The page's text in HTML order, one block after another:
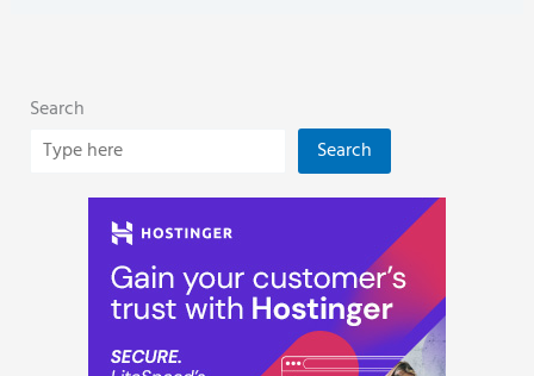
Search
Search